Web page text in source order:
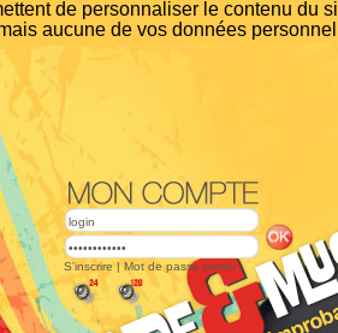
de personnaliser le contenu du
aucune de vos données
S'inscrire | Mot de passe perdu